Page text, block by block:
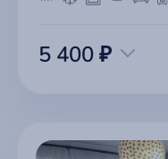
5 400 ₽